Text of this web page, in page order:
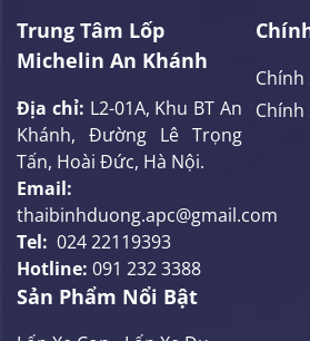
Trung Tâm Lốp
Michelin An Khánh
Địa chỉ: L2-01A, Khu BT An
Khánh, Đường Lê Trọng
Tấn, Hoài Đức, Hà Nội.
Email:
thaibinhduong.apc@gmail.com
Tel: 024 22119393
Hotline: 091 232 3388
Chính
Sản Phẩm Nổi Bật